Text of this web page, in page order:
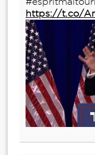
https://t.co/